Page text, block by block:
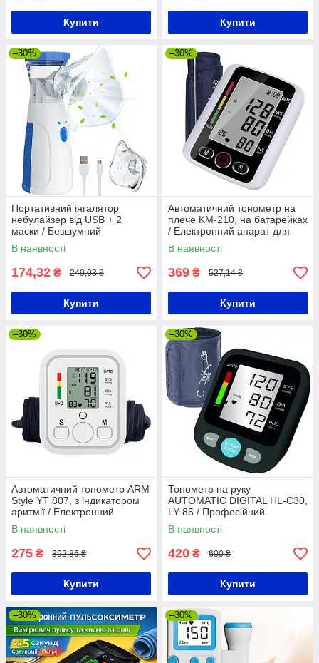
Купити Купити
–30%
Портативний інгалятор
небулайзер від USB + 2
маски / Безшумний
небулайзер для дорослих та
дітей
В наявності
174,32 ₴ 249,03 ₴
Купити
–30%
Автоматичний тонометр на
плече KM-210, на батарейках
/ Електронний апарат для
вимірювання тиску
В наявності
369 ₴ 527,14 ₴
Купити
–30%
Автоматичний тонометр ARM
Style YT 807, з індикатором
аритмії / Електронний
плечовий вимірювач тиску
В наявності
275 ₴ 392,86 ₴
Купити
–30%
Тонометр на руку
AUTOMATIC DIGITAL HL-C30,
LY-85 / Професійний
автоматичний тонометр на
зап'ясті
В наявності
420 ₴ 600 ₴
Купити
–30% –30%